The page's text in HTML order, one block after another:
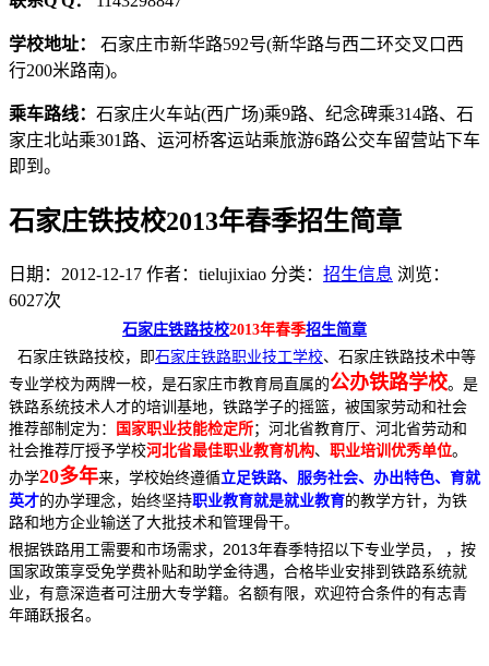
学校地址： 石家庄市新华路592号(新华路与西二环交叉口西
行200米路南)。
乘车路线： 石家庄火车站(西广场)乘9路、纪念碑乘314路、石
家庄北站乘301路、运河桥客运站乘旅游6路公交车留营站下车
即到。
石家庄铁技校2013年春季招生简章
日期：2012-12-17 作者：tielujixiao 分类： 招生信息 浏览：
6027次
石家庄铁路技校2013年春季招生简章
石家庄铁路技校，即石家庄铁路职业技工学校、石家庄铁路技术中等
专业学校为两牌一校，是石家庄市教育局直属的公办铁路学校。是
铁路系统技术人才的培训基地，铁路学子的摇篮，被国家劳动和社会
推荐部制定为：
国家职业技能检定所；河北省教育厅、河北省劳动和
社会推荐厅授予学校河北省最佳职业教育机构、 职业培训优秀单位。
办学20多年来，学校始终遵循立足铁路、服务社会、办出特色、育就
英才的办学理念，始终坚持职业教育就是就业教育的教学方针，为铁
路和地方企业输送了大批技术和管理骨干。
根据铁路用工需要和市场需求，2013年春季特招以下专业学员， ，按
国家政策享受免学费补贴和助学金待遇，合格毕业安排到铁路系统就
业，有意深造者可注册大专学籍。名额有限，欢迎符合条件的有志青
年踊跃报名。